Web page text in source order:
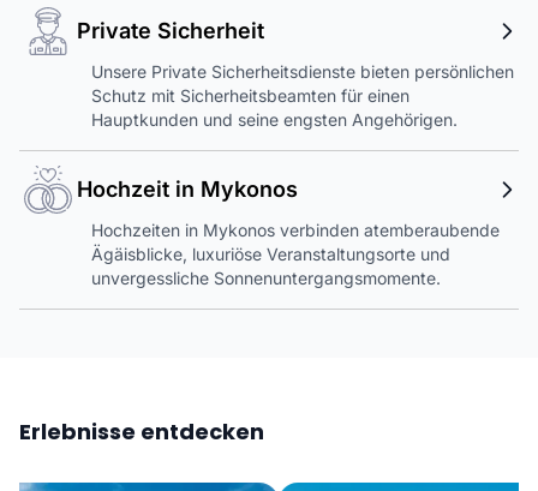
Private Sicherheit
Unsere Private Sicherheitsdienste bieten persönlichen
Schutz mit Sicherheitsbeamten für einen
Hauptkunden und seine engsten Angehörigen.
Hochzeit in Mykonos
Hochzeiten in Mykonos verbinden atemberaubende
Ägäisblicke, luxuriöse Veranstaltungsorte und
unvergessliche Sonnenuntergangsmomente.
Erlebnisse entdecken